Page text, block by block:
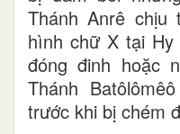
Thánh Anrê
hình chữ X tại Hy
đóng đinh hoặc
Thánh
trước khi bị chém